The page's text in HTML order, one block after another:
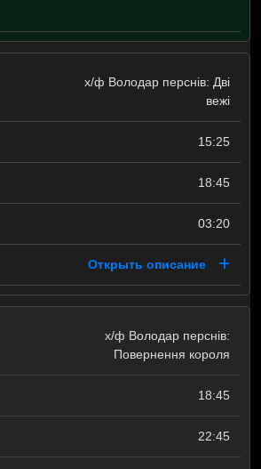
х/ф Володар перснів: Дві
вежі
15:25
18:45
03:20
Открыть описание
х/ф Володар перснів:
Повернення короля
18:45
22:45